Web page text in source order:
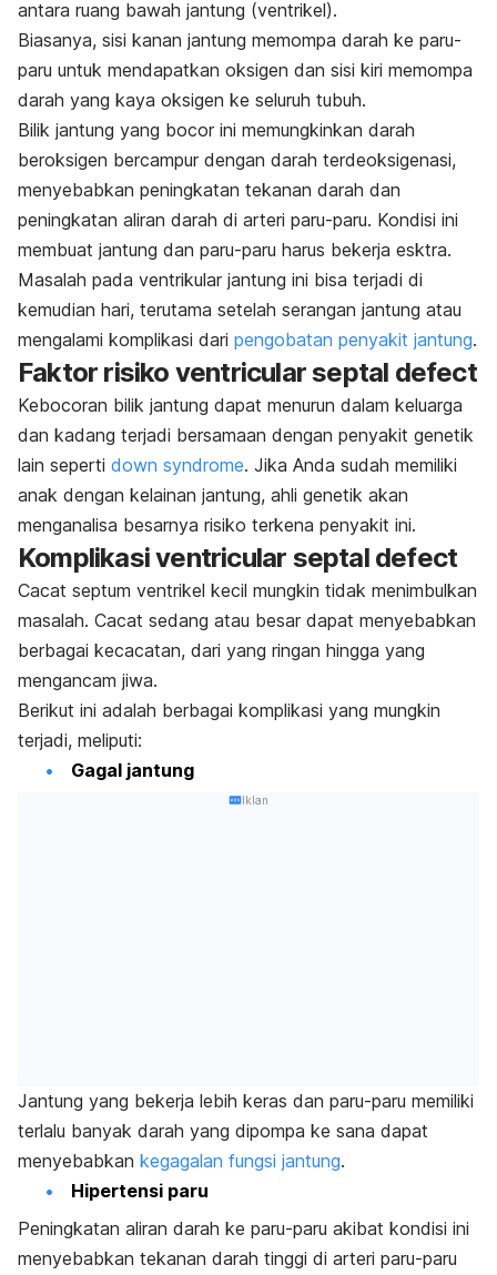
antara ruang bawah jantung (ventrikel).
Biasanya, sisi kanan jantung memompa darah ke paru-
paru untuk mendapatkan oksigen dan sisi kiri memompa
darah yang kaya oksigen ke seluruh tubuh.
Bilik jantung yang bocor ini memungkinkan darah
beroksigen bercampur dengan darah terdeoksigenasi,
menyebabkan peningkatan tekanan darah dan
peningkatan aliran darah di arteri paru-paru. Kondisi ini
membuat jantung dan paru-paru harus bekerja esktra.
Masalah pada ventrikular jantung ini bisa terjadi di
kemudian hari, terutama setelah serangan jantung atau
mengalami komplikasi dari pengobatan penyakit jantung.
Faktor risiko ventricular septal defect
Kebocoran bilik jantung dapat menurun dalam keluarga
dan kadang terjadi bersamaan dengan penyakit genetik
lain seperti down syndrome. Jika Anda sudah memiliki
anak dengan kelainan jantung, ahli genetik akan
menganalisa besarnya risiko terkena penyakit ini.
Komplikasi ventricular septal defect
Cacat septum ventrikel kecil mungkin tidak menimbulkan
masalah. Cacat sedang atau besar dapat menyebabkan
berbagai kecacatan, dari yang ringan hingga yang
mengancam jiwa.
Berikut ini adalah berbagai komplikasi yang mungkin
terjadi, meliputi:
Gagal jantung
Iklan
Jantung yang bekerja lebih keras dan paru-paru memiliki
terlalu banyak darah yang dipompa ke sana dapat
menyebabkan kegagalan fungsi jantung.
Hipertensi paru
Peningkatan aliran darah ke paru-paru akibat kondisi ini
menyebabkan tekanan darah tinggi di arteri paru-paru